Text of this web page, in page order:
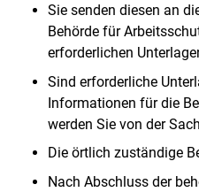
Sie senden diesen an
Behörde für
erforderlichen
Sind erforderliche
Informationen für die
werden Sie von der
Die örtlich zuständige
Nach Abschluss der